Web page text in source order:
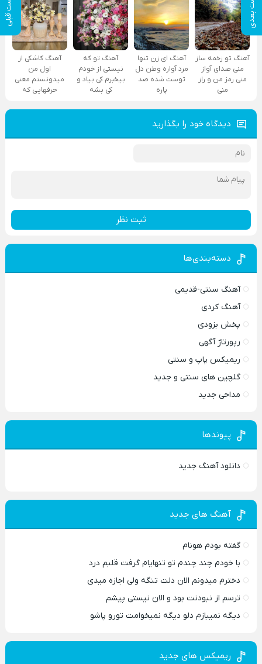
پست بعدی پست قبلی
آهنگ تو زخمه ساز
منی صدای آواز
منی رمز من و راز
منی
آهنگ ای زن تنها
مرد آواره وطن دل
توست شده صد
پاره
آهنگ تو که
نیستی از خودم
بیخبرم کی بیاد و
کی بشه
آهنگ کاشکی از
اول من
میدونستم معنی
حرفهایی که
دیدگاه خود را بگذارید
ثبت نظر
دسته‌بندی‌ها
آهنگ سنتی-قدیمی
آهنگ کردی
پخش بزودی
رپورتاژ آگهی
ریمیکس پاپ و سنتی
گلچین های سنتی و جدید
مداحی جدید
پیوندها
دانلود آهنگ جدید
آهنگ های جدید
گفته بودم هونام
با خودم چند چندم تو تنهایام گرفت قلبم درد
دخترم میدونم الان دلت تنگه ولی اجازه میدی
ترسم از نبودنت بود و الان نیستی پیشم
دیگه نمیبازم دلو دیگه نمیخوامت تورو پاشو
ریمیکس های جدید